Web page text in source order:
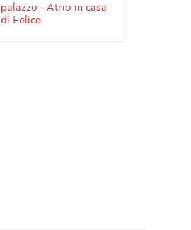
palazzo - Atrio in casa
di Felice